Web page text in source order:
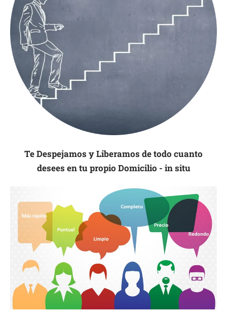
Te Despejamos y Liberamos de todo cuanto
desees en tu propio Domicilio - in situ